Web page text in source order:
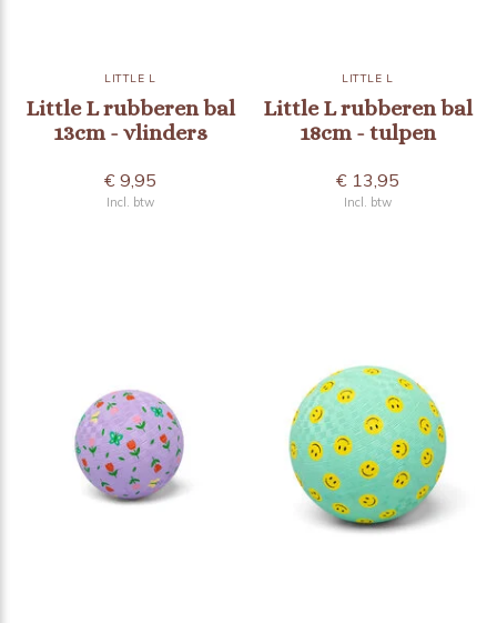
LITTLE L
Little L rubberen bal
13cm - vlinders
€ 9,95
Incl. btw
LITTLE L
Little L rubberen bal
18cm - tulpen
€ 13,95
Incl. btw